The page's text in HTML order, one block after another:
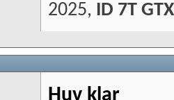
2025, ID 7T GTX
Huv klar